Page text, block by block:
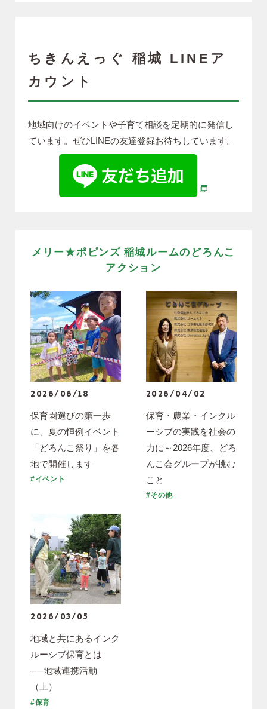
ちきんえっぐ 稲城 LINEア
カウント
地域向けのイベントや子育て相談を定期的に発信し
ています。ぜひLINEの友達登録お待ちしています。
メリー★ポピンズ 稲城ルームのどろんこ
アクション
2026/06/18
保育園選びの第一歩
に、夏の恒例イベント
「どろんこ祭り」を各
地で開催します
#イベント
2026/04/02
保育・農業・インクル
ーシブの実践を社会の
力に～2026年度、どろ
んこ会グループが挑む
こと
#その他
2026/03/05
地域と共にあるインク
ルーシブ保育とは
──地域連携活動
（上）
#保育